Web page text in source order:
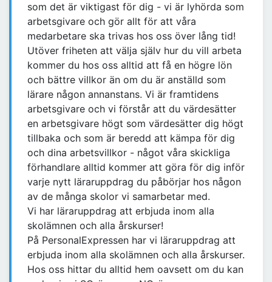
som det är viktigast för dig - vi är lyhörda som
arbetsgivare och gör allt för att våra
medarbetare ska trivas hos oss över lång tid!
Utöver friheten att välja själv hur du vill arbeta
kommer du hos oss alltid att få en högre lön
och bättre villkor än om du är anställd som
lärare någon annanstans. Vi är framtidens
arbetsgivare och vi förstår att du värdesätter
en arbetsgivare högt som värdesätter dig högt
tillbaka och som är beredd att kämpa för dig
och dina arbetsvillkor - något våra skickliga
förhandlare alltid kommer att göra för dig inför
varje nytt läraruppdrag du påbörjar hos någon
av de många skolor vi samarbetar med.
Vi har läraruppdrag att erbjuda inom alla
skolämnen och alla årskurser!
På PersonalExpressen har vi läraruppdrag att
erbjuda inom alla skolämnen och alla årskurser.
Hos oss hittar du alltid hem oavsett om du kan